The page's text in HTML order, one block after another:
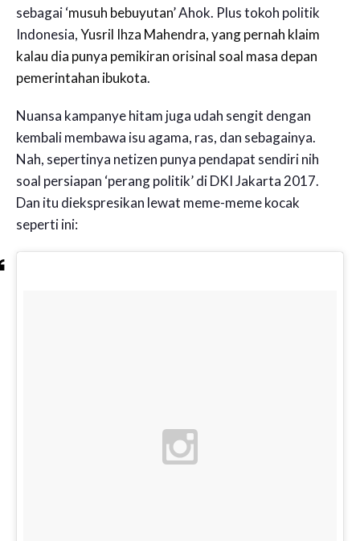
sebagai ‘musuh bebuyutan’ Ahok. Plus tokoh politik
Indonesia,Yusril Ihza Mahendra, yang pernah klaim
kalau dia punya pemikiran orisinal soal masa depan
pemerintahan ibukota.
Nuansa kampanye hitam juga udah sengit dengan
kembali membawa isu agama, ras, dan sebagainya.
Nah, sepertinya netizen punya pendapat sendiri nih
soal persiapan ‘perang politik’ di DKI Jakarta 2017.
Dan itu diekspresikan lewat meme-meme kocak
seperti ini: